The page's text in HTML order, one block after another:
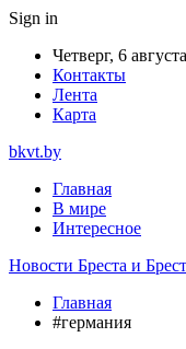
Sign in
Четверг, 6
Контакты
Лента
Карта
bkvt.by
Главная
В мире
Интересное
Новости Бреста и
Главная
#германия